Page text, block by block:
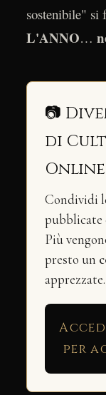
sostenibile" si
L'ANNO…
📷
di
Online
Condividi
pubblicate
Più
presto un
apprezzate.
per